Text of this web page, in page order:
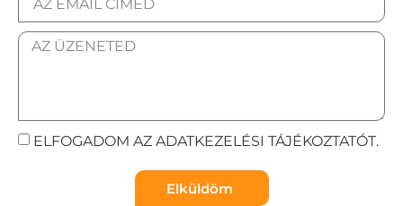
ELFOGADOM AZ ADATKEZELÉSI TÁJÉKOZTATÓT.
Elküldöm